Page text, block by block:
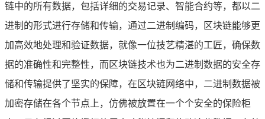
链中的所有数据，包括详细的交易记录、智能合约等，都以二
进制的形式进行存储和传输，通过二进制编码，区块链能够更
加高效地处理和验证数据，就像一位技艺精湛的工匠，确保数
据的准确性和完整性，而区块链技术也为二进制数据的安全存
储和传输提供了坚实的保障，在区块链网络中，二进制数据被
加密存储在各个节点上，仿佛被放置在一个个安全的保险柜